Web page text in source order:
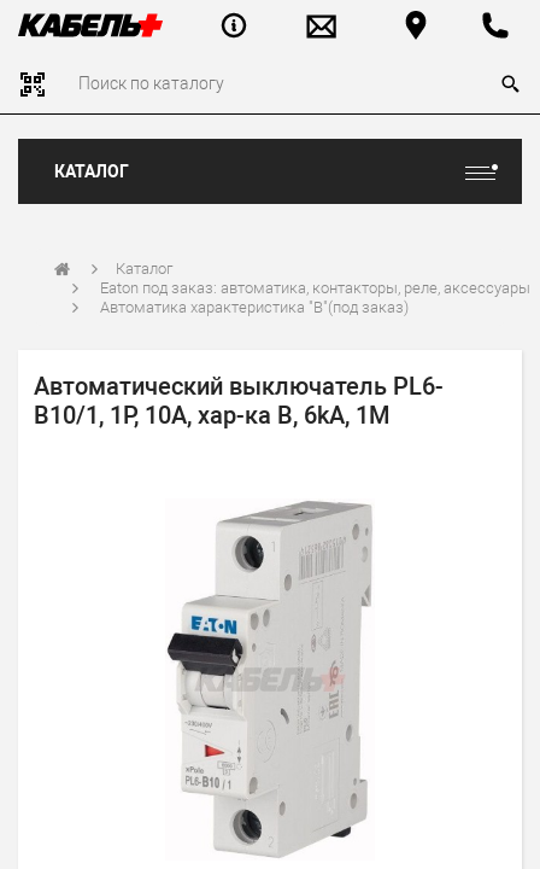
КАТАЛОГ
Каталог
Eaton под заказ: автоматика, контакторы, реле, аксессуары
Автоматика характеристика "B"(под заказ)
Автоматический выключатель PL6-
B10/1, 1P, 10A, хар-ка B, 6kA, 1M